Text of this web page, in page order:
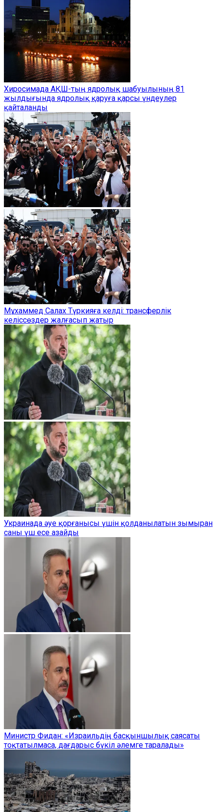
Хиросимада АҚШ-тың ядролық шабуылының 81
жылдығында ядролық қаруға қарсы үндеулер
қайталанды
Мұхаммед Салах Түркияға келді: трансферлік
келіссөздер жалғасып жатыр
Украинада әуе қорғанысы үшін қолданылатын зымыран
саны үш есе азайды
Министр Фидан: «Израильдің басқыншылық саясаты
тоқтатылмаса, дағдарыс бүкіл әлемге таралады»